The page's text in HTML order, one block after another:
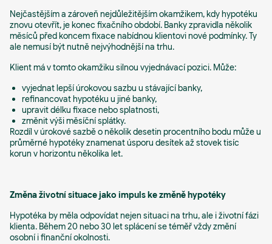
Nejčastějším a zároveň nejdůležitějším okamžikem, kdy hypotéku
znovu otevřít, je konec fixačního období. Banky zpravidla několik
měsíců před koncem fixace nabídnou klientovi nové podmínky. Ty
ale nemusí být nutně nejvýhodnější na trhu.
Klient má v tomto okamžiku silnou vyjednávací pozici. Může:
vyjednat lepší úrokovou sazbu u stávající banky,
refinancovat hypotéku u jiné banky,
upravit délku fixace nebo splatnosti,
změnit výši měsíční splátky.
Rozdíl v úrokové sazbě o několik desetin procentního bodu může u
průměrné hypotéky znamenat úsporu desítek až stovek tisíc
korun v horizontu několika let.
Změna životní situace jako impuls ke změně hypotéky
Hypotéka by měla odpovídat nejen situaci na trhu, ale i životní fázi
klienta. Během 20 nebo 30 let splácení se téměř vždy změní
osobní i finanční okolnosti.